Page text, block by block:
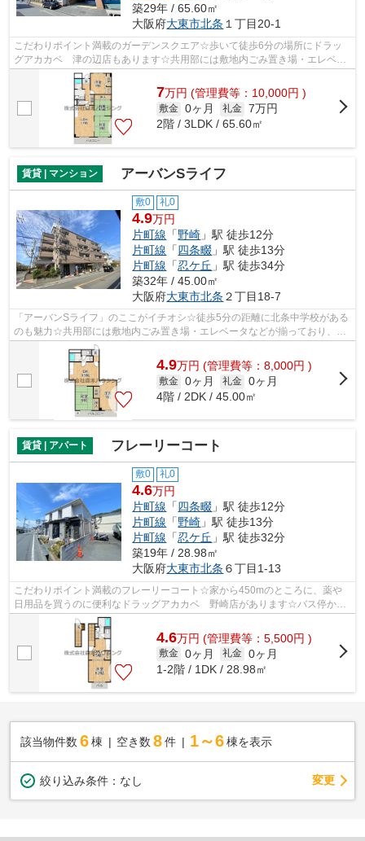
築29年 / 65.60㎡
大阪府大東市北条 １丁目20-1
こだわりポイント満載のガーデンスクエア☆歩いて徒歩6分の場所にドラッ
グアカカベ 津の辺店もあります☆共用部には敷地内ごみ置き場・エレベー
タなどが揃っております☆駅徒歩9分に駅が...
7万円 (管理費等：10,000円 )
敷金 0ヶ月 礼金 7万円
2階 / 3LDK / 65.60㎡
賃貸 | マンション アーバンSライフ
敷0 礼0
4.9万円
片町線 「野崎 」駅 徒歩12分
片町線 「四条畷 」駅 徒歩13分
片町線 「忍ケ丘 」駅 徒歩34分
築32年 / 45.00㎡
大阪府大東市北条 ２丁目18-7
「アーバンSライフ」のここがイチオシ☆徒歩5分の距離に北条中学校がある
のも魅力☆共用部には敷地内ごみ置き場・エレベータなどが揃っており、と
ても充実しています☆いつでも快適空間を...
4.9万円 (管理費等：8,000円 )
敷金 0ヶ月 礼金 0ヶ月
4階 / 2DK / 45.00㎡
賃貸 | アパート フレーリーコート
敷0 礼0
4.6万円
片町線 「四条畷 」駅 徒歩12分
片町線 「野崎 」駅 徒歩13分
片町線 「忍ケ丘 」駅 徒歩32分
築19年 / 28.98㎡
大阪府大東市北条 ６丁目1-13
こだわりポイント満載のフレーリーコート☆家から450mのところに、薬や
日用品を買うのに便利なドラッグアカカベ 野崎店があります☆バス停から
徒歩3分以内なので、バスを逃す心配はほと...
4.6万円 (管理費等：5,500円 )
敷金 0ヶ月 礼金 0ヶ月
1-2階 / 1DK / 28.98㎡
該当物件数 6棟 空き数 8 件 1～6 棟を表示
絞り込み条件： なし 変更